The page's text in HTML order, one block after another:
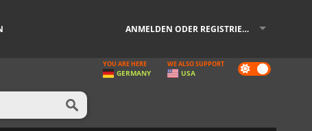
ANMELDEN ODER REGISTRIEREN
Dark
mode
YOU ARE HERE
GERMANY
WE ALSO SUPPORT
USA